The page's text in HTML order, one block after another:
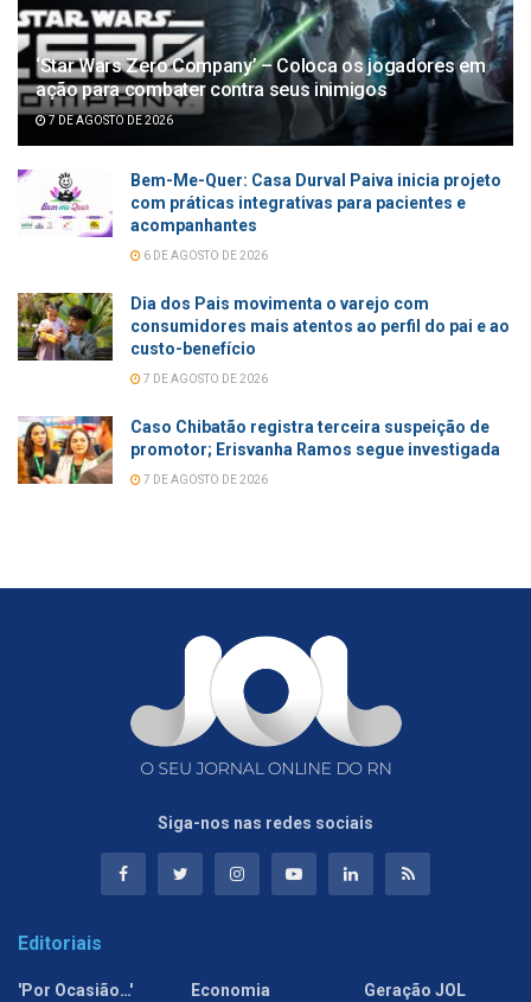
‘Star Wars Zero Company’ – Coloca os jogadores em
ação para combater contra seus inimigos
7 DE AGOSTO DE 2026
Bem-Me-Quer: Casa Durval Paiva inicia projeto
com práticas integrativas para pacientes e
acompanhantes
6 DE AGOSTO DE 2026
Dia dos Pais movimenta o varejo com
consumidores mais atentos ao perfil do pai e ao
custo-benefício
7 DE AGOSTO DE 2026
Caso Chibatão registra terceira suspeição de
promotor; Erisvanha Ramos segue investigada
7 DE AGOSTO DE 2026
Siga-nos nas redes sociais
Editoriais
'Por Ocasião…'
Economia
Geração JOL